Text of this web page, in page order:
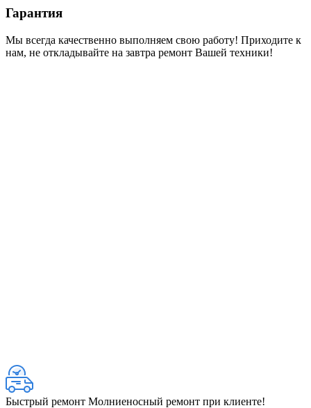
Гарантия
Мы всегда качественно выполняем свою работу! Приходите к
нам, не откладывайте на завтра ремонт Вашей техники!
Быстрый ремонт Молниеносный ремонт при клиенте!